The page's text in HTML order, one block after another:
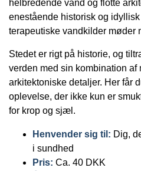
helbredende vand og flotte
enestående historisk og
terapeutiske vandkilder møder
Stedet er rigt på historie, og
verden med sin kombination af
arkitektoniske detaljer. Her får
oplevelse, der ikke kun er
for krop og sjæl.
Henvender sig til: Dig,
i sundhed
Pris: Ca. 40 DKK